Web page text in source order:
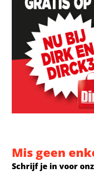
Mis geen
Schrijf je in voor